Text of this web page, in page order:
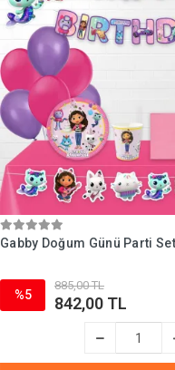
Gabby Doğum Günü Parti
%5
885,00 TL
842,00 TL